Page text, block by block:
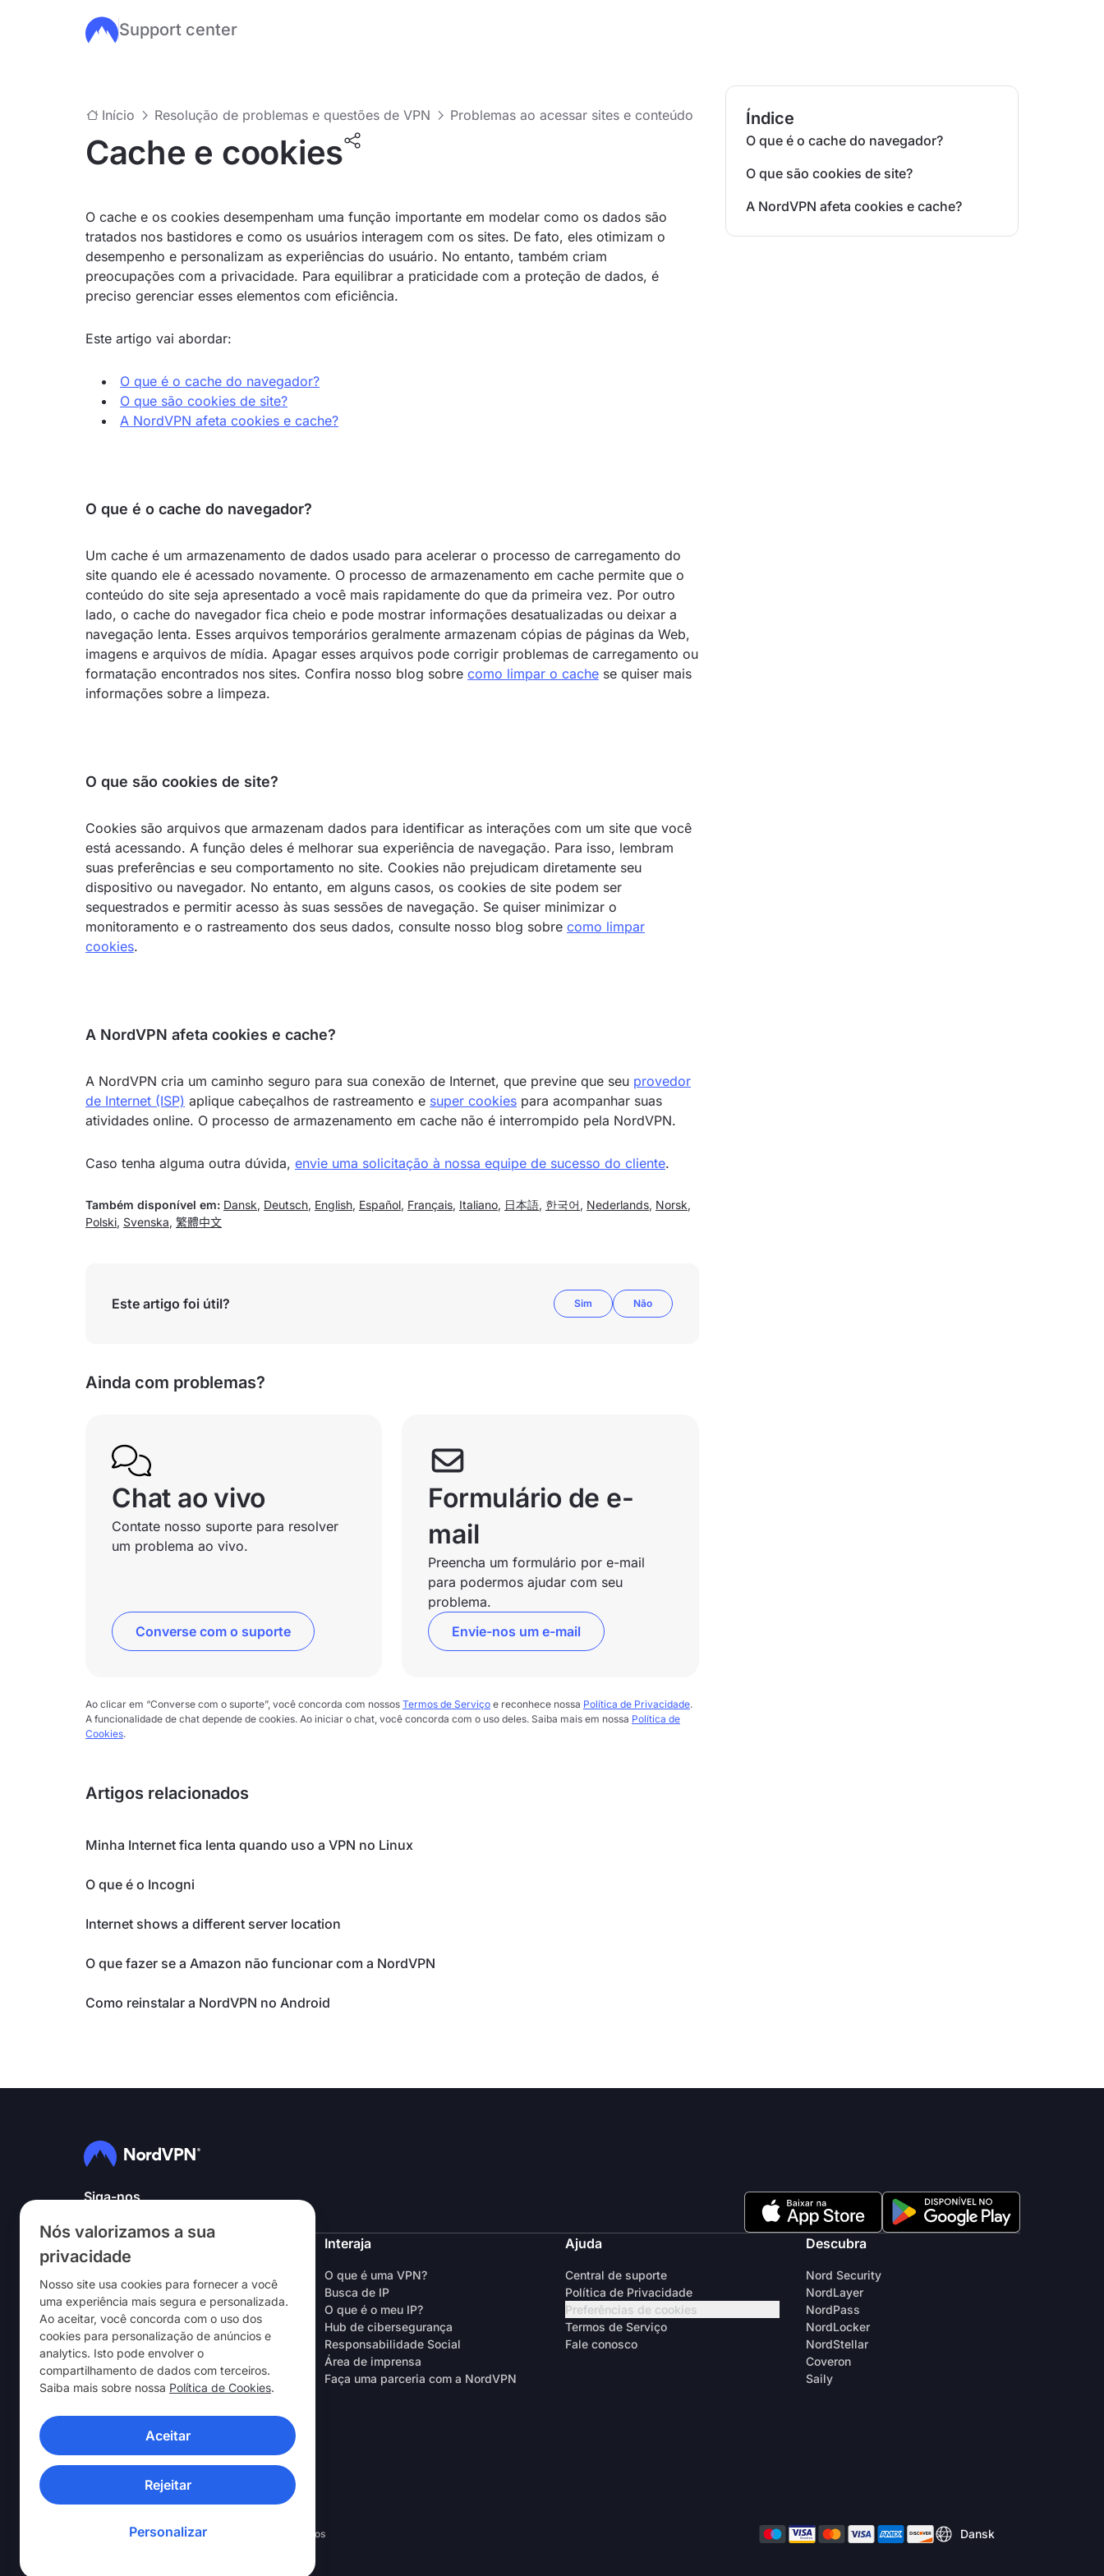
Nós valorizamos a sua
privacidade
Nosso site usa cookies para fornecer a você
uma experiência mais segura e personalizada.
Ao aceitar, você concorda com o uso dos
cookies para personalização de anúncios e
analytics. Isto pode envolver o
compartilhamento de dados com terceiros.
Saiba mais sobre nossa Política de Cookies.
Aceitar
Rejeitar
Personalizar
Ir para o conteúdo principal
Support center
Início Resolução de problemas e questões de VPN Problemas ao acessar sites e conteúdo
Cache e cookies
O cache e os cookies desempenham uma função importante em modelar como os dados são
tratados nos bastidores e como os usuários interagem com os sites. De fato, eles otimizam o
desempenho e personalizam as experiências do usuário. No entanto, também criam
preocupações com a privacidade. Para equilibrar a praticidade com a proteção de dados, é
preciso gerenciar esses elementos com eficiência.
Este artigo vai abordar:
O que é o cache do navegador?
O que são cookies de site?
A NordVPN afeta cookies e cache?
O que é o cache do navegador?
Um cache é um armazenamento de dados usado para acelerar o processo de carregamento do
site quando ele é acessado novamente. O processo de armazenamento em cache permite que o
conteúdo do site seja apresentado a você mais rapidamente do que da primeira vez. Por outro
lado, o cache do navegador fica cheio e pode mostrar informações desatualizadas ou deixar a
navegação lenta. Esses arquivos temporários geralmente armazenam cópias de páginas da Web,
imagens e arquivos de mídia. Apagar esses arquivos pode corrigir problemas de carregamento ou
formatação encontrados nos sites. Confira nosso blog sobre como limpar o cache se quiser mais
informações sobre a limpeza.
O que são cookies de site?
Cookies são arquivos que armazenam dados para identificar as interações com um site que você
está acessando. A função deles é melhorar sua experiência de navegação. Para isso, lembram
suas preferências e seu comportamento no site. Cookies não prejudicam diretamente seu
dispositivo ou navegador. No entanto, em alguns casos, os cookies de site podem ser
sequestrados e permitir acesso às suas sessões de navegação. Se quiser minimizar o
monitoramento e o rastreamento dos seus dados, consulte nosso blog sobre como limpar
cookies.
A NordVPN afeta cookies e cache?
A NordVPN cria um caminho seguro para sua conexão de Internet, que previne que seu provedor
de Internet (ISP) aplique cabeçalhos de rastreamento e super cookies para acompanhar suas
atividades online. O processo de armazenamento em cache não é interrompido pela NordVPN.
Caso tenha alguma outra dúvida, envie uma solicitação à nossa equipe de sucesso do cliente.
Também disponível em: Dansk, Deutsch, English, Español, Français, Italiano, 日本語, 한국어 , Nederlands, Norsk,
Polski, Svenska, 繁體中文
Este artigo foi útil? Sim Não
Ainda com problemas?
Chat ao vivo
Contate nosso suporte para resolver
um problema ao vivo.
Converse com o suporte
Formulário de e-
mail
Preencha um formulário por e-mail
para podermos ajudar com seu
problema.
Envie-nos um e-mail
Ao clicar em “Converse com o suporte”, você concorda com nossos Termos de Serviço e reconhece nossa Política de Privacidade.
A funcionalidade de chat depende de cookies. Ao iniciar o chat, você concorda com o uso deles. Saiba mais em nossa Política de
Cookies.
Artigos relacionados
Minha Internet fica lenta quando uso a VPN no Linux
O que é o Incogni
Internet shows a different server location
O que fazer se a Amazon não funcionar com a NordVPN
Como reinstalar a NordVPN no Android
Índice
O que é o cache do navegador?
O que são cookies de site?
A NordVPN afeta cookies e cache?
Siga-nos
NordVPN
Trabalhe conosco
Teste grátis da VPN
Roteadores da VPN
Avaliações
Desconto para estudantes e
colaboradores
Onde comprar
Indique um amigo
Interaja
O que é uma VPN?
Busca de IP
O que é o meu IP?
Hub de cibersegurança
Responsabilidade Social
Área de imprensa
Faça uma parceria com a NordVPN
Ajuda
Central de suporte
Política de Privacidade
Preferências de cookies
Termos de Serviço
Fale conosco
Descubra
Nord Security
NordLayer
NordPass
NordLocker
NordStellar
Coveron
Saily
APLICATIVOS DE VPN
© 2026 Nord Security. Todos os direitos reservados